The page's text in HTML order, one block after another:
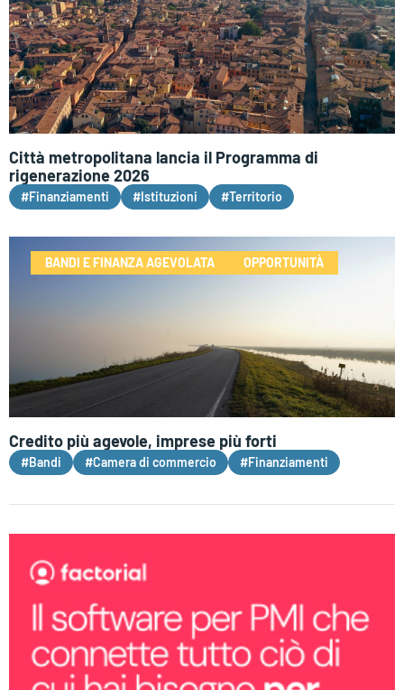
Città metropolitana lancia il Programma di
rigenerazione 2026
#Finanziamenti #Istituzioni #Territorio
BANDI E FINANZA AGEVOLATA OPPORTUNITÀ
Credito più agevole, imprese più forti
#Bandi #Camera di commercio #Finanziamenti